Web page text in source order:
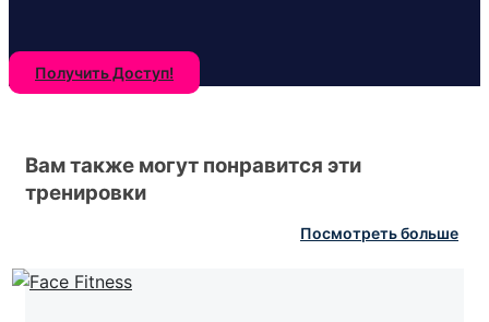
Получить Доступ!
Вам также могут понравится эти
тренировки
Посмотреть больше